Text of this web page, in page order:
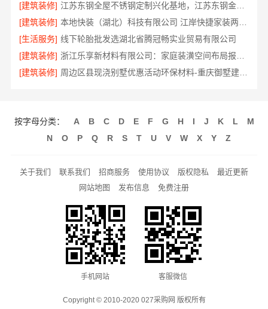
[建筑装修]
江苏东钢全屋不锈钢定制兴化基地，江苏东钢金属科技有限公司
[建筑装修]
本地快装（湖北）科技有限公司 江岸快捷家装两房一厅透明报价省心入住
[生活服务] 线下轮胎批发选湖北省腾冠畅实业贸易有限公司
[建筑装修]
[建筑装修]
周边区县现浇别墅优惠活动环保材料-重庆御墅建筑材料有限公司
按字母分类： A B C D E F G H I J K L
M
N
O P Q R S T U V W X Y Z
关于我们 联系我们 招商服务 使用协议 版权隐私
最近更新
网站地图
发布信息 免费注册
手机网站 客服微信
Copyright © 2010-2020 027采购网 版权所有